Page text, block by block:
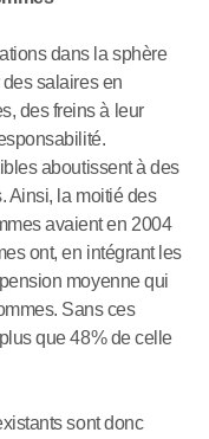
dans la sphère
salaires en
des freins à leur
aboutissent à des
Ainsi, la moitié des
avaient en 2004
ont, en intégrant les
moyenne qui
Sans ces
que 48% de celle
sont donc